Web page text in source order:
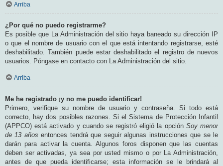
Arriba
¿Por qué no puedo registrarme?
Es posible que La Administración del sitio haya baneado su dirección IP
o que el nombre de usuario con el que está intentando registrarse, esté
deshabilitado. También puede estar deshabilitado el registro de nuevos
usuarios. Póngase en contacto con La Administración del sitio.
Arriba
Me he registrado ¡y no me puedo identificar!
Primero, verifique su nombre de usuario y contraseña. Si todo está
correcto, hay dos posibles razones. Si el Sistema de Protección Infantil
(APPCO) está activado y cuando se registró eligió la opción Soy menor
de 13 años entonces tendrá que seguir algunas instrucciones que se le
darán para activar la cuenta. Algunos foros disponen que las cuentas
deben ser activadas, ya sea por usted mismo o por La Administración,
antes de que pueda identificarse; esta información se le brindará al